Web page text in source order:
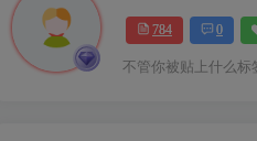
784 0
不管你被贴上什么标